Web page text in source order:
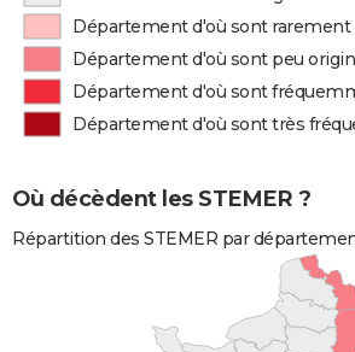
Département d'où sont rarement
Département d'où sont peu
Département d'où sont
Département d'où sont très
Où décèdent les STEMER ?
Répartition des STEMER par